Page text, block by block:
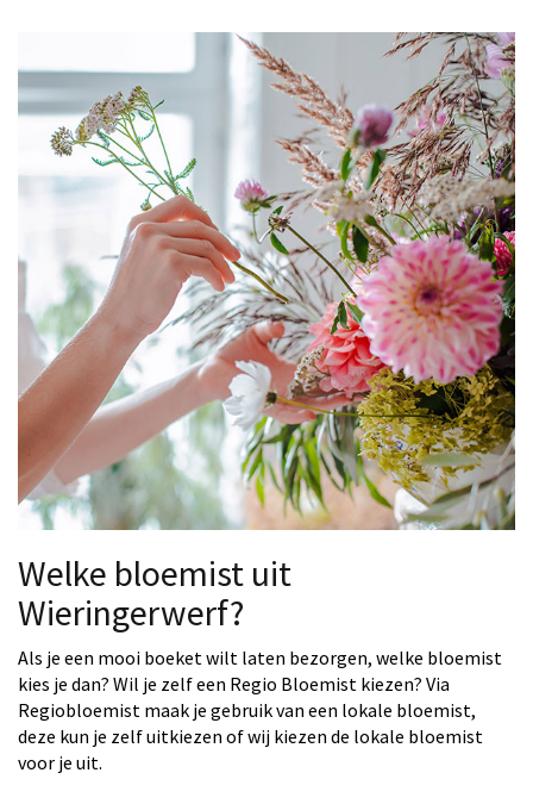
Welke bloemist uit
Wieringerwerf?
Als je een mooi boeket wilt laten bezorgen, welke bloemist
kies je dan? Wil je zelf een Regio Bloemist kiezen? Via
Regiobloemist maak je gebruik van een lokale bloemist,
deze kun je zelf uitkiezen of wij kiezen de lokale bloemist
voor je uit.